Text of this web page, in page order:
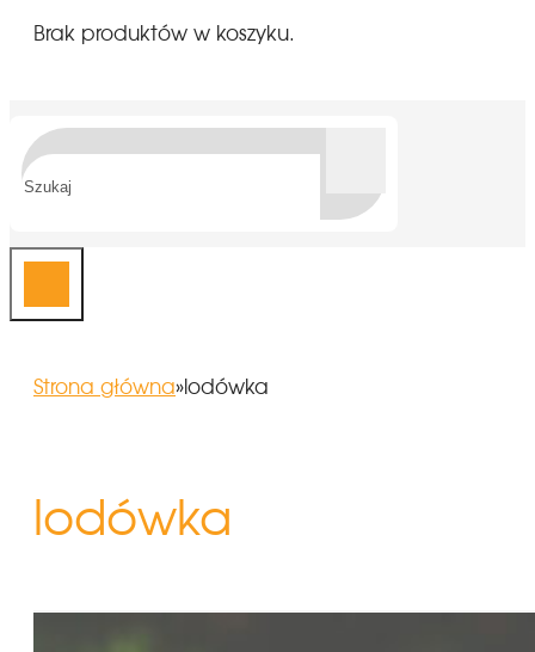
Brak produktów w koszyku.
Szukaj
Strona główna»lodówka
lodówka